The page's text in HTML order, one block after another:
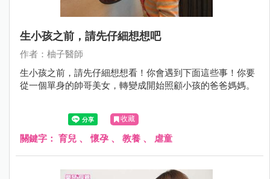
生小孩之前，請先仔細想想吧
作者：柚子醫師
生小孩之前，請先仔細想想看！你會遇到下面這些事！你要
從一個單身的帥哥美女，轉變成開始照顧小孩的爸爸媽媽。
收藏
關鍵字： 育兒 、懷孕 、 教養 、 虐童